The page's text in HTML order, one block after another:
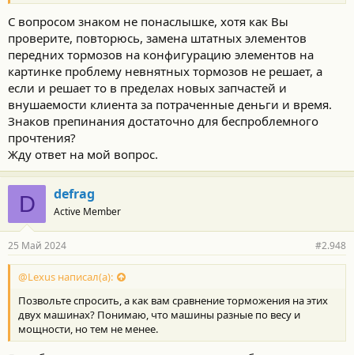
С вопросом знаком не понаслышке, хотя как Вы
проверите, повторюсь, замена штатных элементов
передних тормозов на конфигурацию элементов на
картинке проблему невнятных тормозов не решает, а
если и решает то в пределах новых запчастей и
внушаемости клиента за потраченные деньги и время.
Знаков препинания достаточно для беспроблемного
прочтения?
Жду ответ на мой вопрос.
D defrag
Active Member
25 Май 2024 #2.948
@Lexus написал(а):
Позвольте спросить, а как вам сравнение торможения на этих
двух машинах? Понимаю, что машины разные по весу и
мощности, но тем не менее.